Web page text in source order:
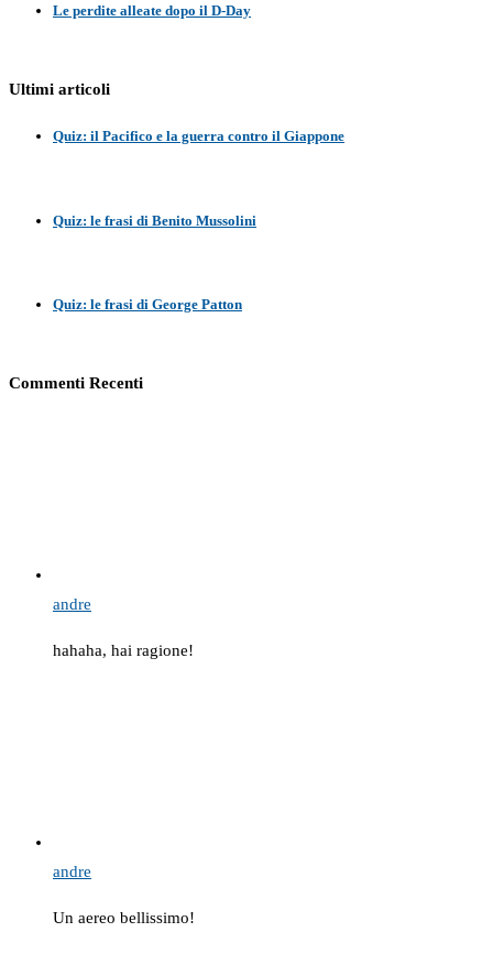
Le perdite alleate dopo il D-Day
Ultimi articoli
Quiz: il Pacifico e la guerra contro il Giappone
Quiz: le frasi di Benito Mussolini
Quiz: le frasi di George Patton
Commenti Recenti
andre
hahaha, hai ragione!
andre
Un aereo bellissimo!